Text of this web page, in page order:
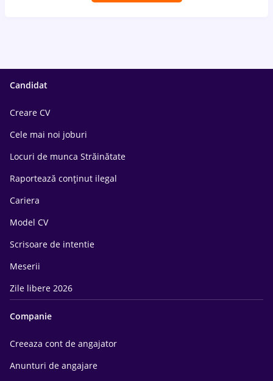
Candidat
Creare CV
Cele mai noi joburi
Locuri de munca Străinătate
Raportează conținut ilegal
Cariera
Model CV
Scrisoare de intentie
Meserii
Zile libere 2026
Companie
Creeaza cont de angajator
Anunturi de angajare